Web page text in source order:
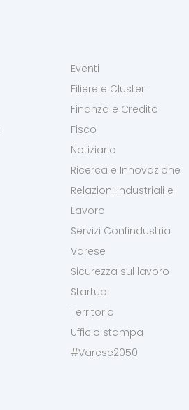
Eventi
Filiere e Cluster
Finanza e Credito
Fisco
Notiziario
Ricerca e Innovazione
Relazioni industriali e
Lavoro
Servizi Confindustria
Varese
Sicurezza sul lavoro
Startup
Territorio
Ufficio stampa
#Varese2050